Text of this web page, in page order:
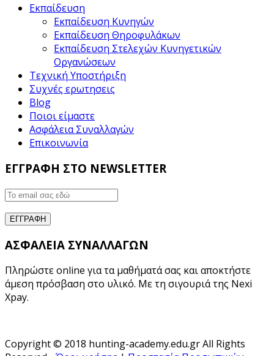
Εκπαίδευση
Εκπαίδευση Κυνηγών
Εκπαίδευση Θηροφυλάκων
Εκπαίδευση Στελεχών Κυνηγετικών
Οργανώσεων
Τεχνική Υποστήριξη
Συχνές ερωτησεις
Blog
Ποιοι είμαστε
Ασφάλεια Συναλλαγών
Επικοινωνία
ΕΓΓΡΑΦΗ ΣΤΟ NEWSLETTER
ΑΣΦΑΛΕΙΑ ΣΥΝΑΛΛΑΓΩΝ
Πληρώστε online για τα μαθήματά σας και αποκτήστε
άμεση πρόσβαση στο υλικό. Με τη σιγουριά της Nexi
Xpay.
Copyright © 2018 hunting-academy.edu.gr All Rights